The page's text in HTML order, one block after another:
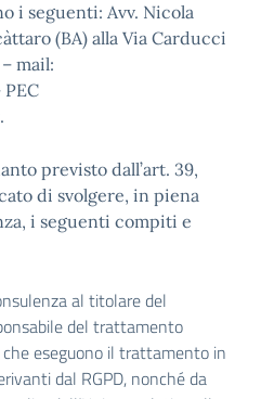
i seguenti: Avv. Nicola
(BA) alla Via Carducci
mail:
previsto dall’art. 39,
di svolgere, in piena
i seguenti compiti e
al titolare del
del trattamento
eseguono il trattamento in
dal RGPD, nonché da